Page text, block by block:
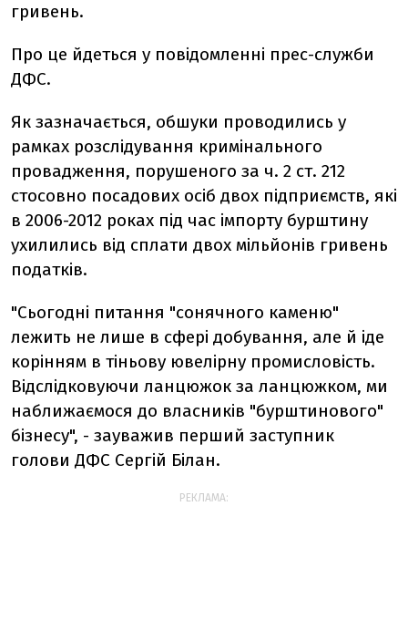
гривень.
Про це йдеться у повідомленні прес-служби
ДФС.
Як зазначається, обшуки проводились у
рамках розслідування кримінального
провадження, порушеного за ч. 2 ст. 212
стосовно посадових осіб двох підприємств, які
в 2006-2012 роках під час імпорту бурштину
ухилились від сплати двох мільйонів гривень
податків.
"Сьогодні питання "сонячного каменю"
лежить не лише в сфері добування, але й іде
корінням в тіньову ювелірну промисловість.
Відслідковуючи ланцюжок за ланцюжком, ми
наближаємося до власників "бурштинового"
бізнесу", - зауважив перший заступник
голови ДФС Сергій Білан.
РЕКЛАМА: